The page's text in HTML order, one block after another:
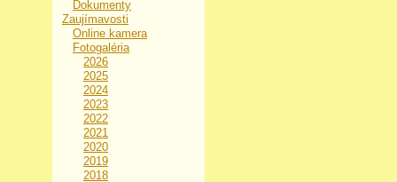
Dokumenty
Zaujímavosti
Online kamera
Fotogaléria
2026
2025
2024
2023
2022
2021
2020
2019
2018